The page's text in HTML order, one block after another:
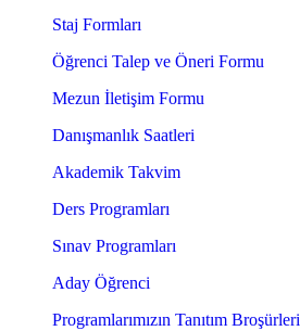
Staj Formları
Öğrenci Talep ve Öneri Formu
Mezun İletişim Formu
Danışmanlık Saatleri
Akademik Takvim
Ders Programları
Sınav Programları
Aday Öğrenci
Programlarımızın Tanıtım Broşürleri